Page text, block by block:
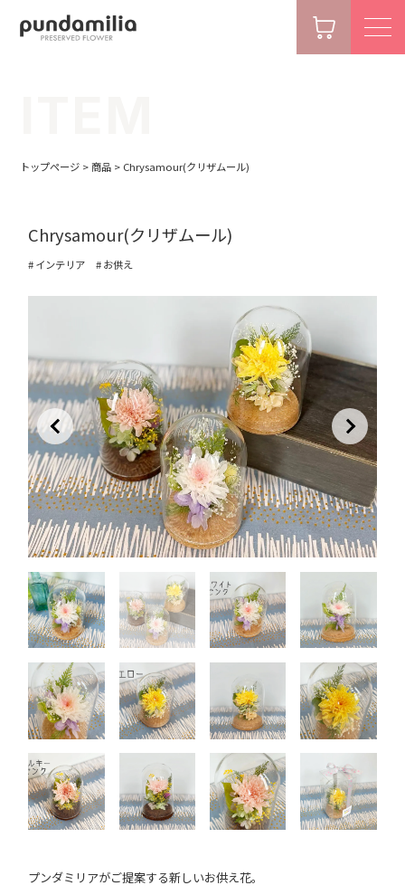
トップページ >商品 > Chrysamour(クリザムール)
Chrysamour(クリザムール)
インテリア お供え
プンダミリアがご提案する新しいお供え花。